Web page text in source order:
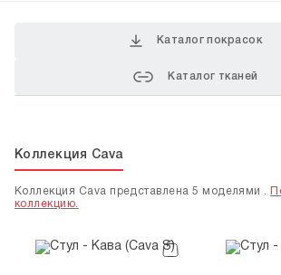
Каталог покрасок
Каталог тканей
Коллекция Cava
Коллекция Cava представлена 5 моделями .
коллекцию.